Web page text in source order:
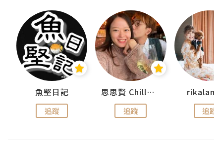
魚堅日記
追蹤
思思賢 ChillMyBabe
追蹤 追蹤